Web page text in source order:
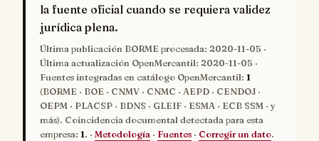
la fuente oficial cuando se requiera validez
jurídica plena.
Última publicación BORME procesada: 2020-11-05 ·
Última actualización OpenMercantil: 2020-11-05 ·
Fuentes integradas en catálogo OpenMercantil: 1
(BORME · BOE · CNMV · CNMC · AEPD · CENDOJ ·
OEPM · PLACSP · BDNS · GLEIF · ESMA · ECB SSM · y
más). Coincidencia documental detectada para esta
empresa: 1. · Metodología · Fuentes · Corregir un dato.